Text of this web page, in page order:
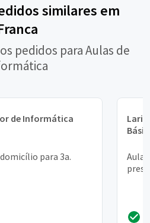
similares em
pedidos para Aulas de
de Informática
para 3a.
Aula